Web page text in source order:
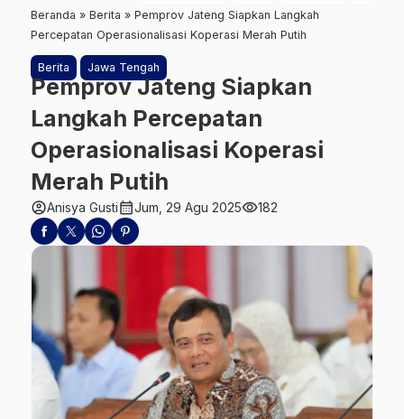
Beranda » Berita » Pemprov Jateng Siapkan Langkah
Percepatan Operasionalisasi Koperasi Merah Putih
Berita Jawa Tengah
Pemprov Jateng Siapkan
Langkah Percepatan
Operasionalisasi Koperasi
Merah Putih
account_circleAnisya Gusticalendar_monthJum, 29 Agu 2025visibility182